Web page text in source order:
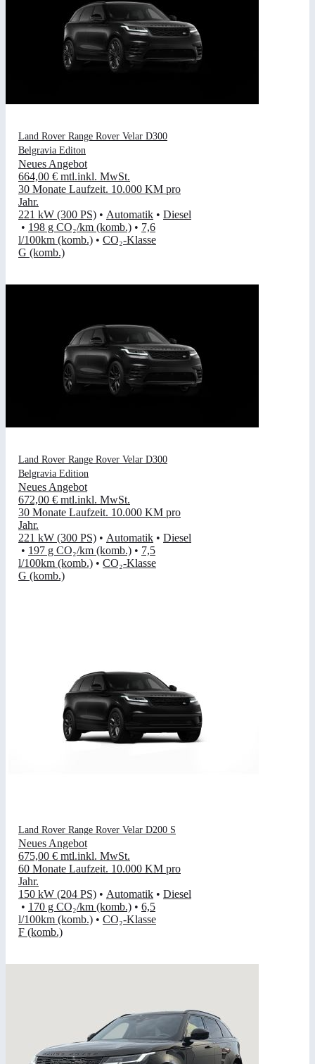
Land Rover Range Rover Velar D300
Belgravia Editon
Neues Angebot
664,00 € mtl.inkl. MwSt.
30 Monate Laufzeit. 10.000 KM pro
Jahr.
221 kW (300 PS) • Automatik • Diesel
• 198 g CO₂/km (komb.) • 7,6
l/100km (komb.) • CO₂-Klasse
G (komb.)
Land Rover Range Rover Velar D300
Belgravia Edition
Neues Angebot
672,00 € mtl.inkl. MwSt.
30 Monate Laufzeit. 10.000 KM pro
Jahr.
221 kW (300 PS) • Automatik • Diesel
• 197 g CO₂/km (komb.) • 7,5
l/100km (komb.) • CO₂-Klasse
G (komb.)
Land Rover Range Rover Velar D200 S
Neues Angebot
675,00 € mtl.inkl. MwSt.
60 Monate Laufzeit. 10.000 KM pro
Jahr.
150 kW (204 PS) • Automatik • Diesel
• 170 g CO₂/km (komb.) • 6,5
l/100km (komb.) • CO₂-Klasse
F (komb.)